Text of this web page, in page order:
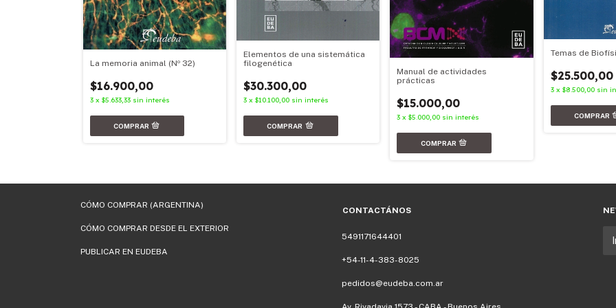
La memoria animal (Nº 32)
$16.900,00
3 x $5.633,33 sin interés
Elementos de una sistemática
filogenética
$30.300,00
3 x$10.100,00 sin interés
Manual de actividades
prácticas
$15.000,00
3 x$5.000,00 sin interés
Temas de
$25.500,00
3 x $8.500,00 sin
CÓMO COMPRAR (ARGENTINA)
CÓMO COMPRAR DESDE EL EXTERIOR
PUBLICAR EN EUDEBA
CONTACTÁNOS
5491171644401
+54-11-4-383-8025
pedidos@eudeba.com.ar